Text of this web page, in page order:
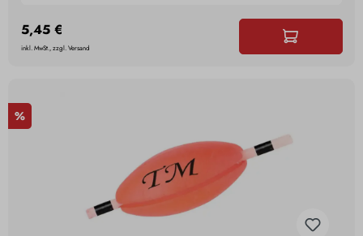
5,45 €
inkl. MwSt., zzgl. Versand
%